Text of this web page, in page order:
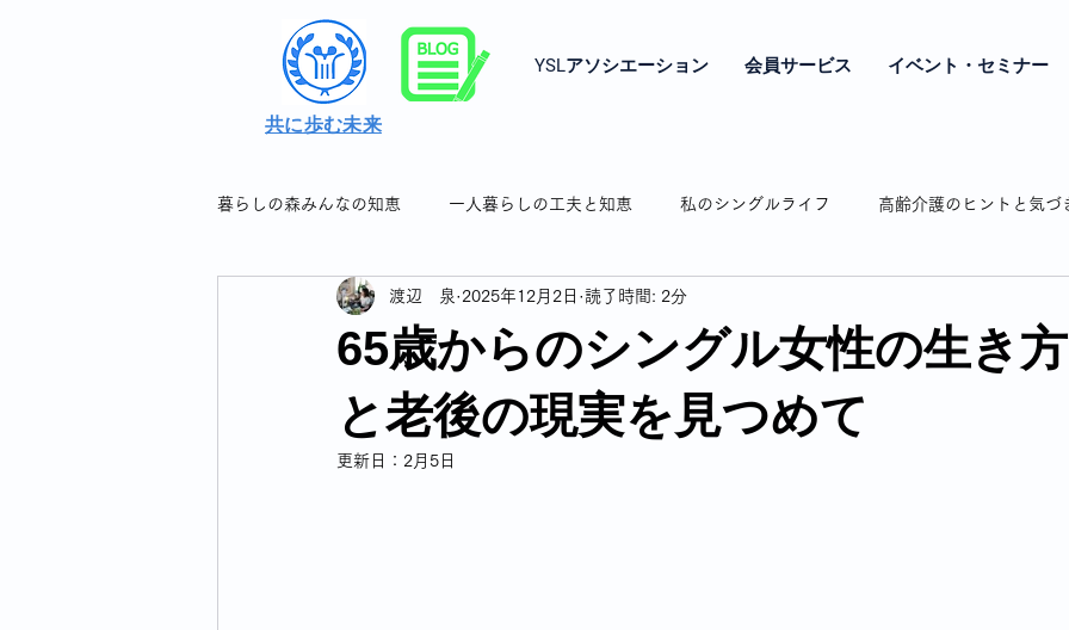
共に歩む未来
YSLアソシエーション 会員サービス イベント・セミナー
暮らしの森みんなの知恵 一人暮らしの工夫と知恵 私のシングルライフ 高齢介護のヒントと気づ
シングル女性の暮らしの知恵＆つぶやき シングル女性の年金とお金の話
シングル女性のフレイル対策 相続のお話 認知症の介護 弘明寺の魅力紹介
65歳からのシングル女性の生き
と老後の現実を見つめて
渡辺 泉 2025年12月2日 読了時間: 2分
更新日： 2月5日